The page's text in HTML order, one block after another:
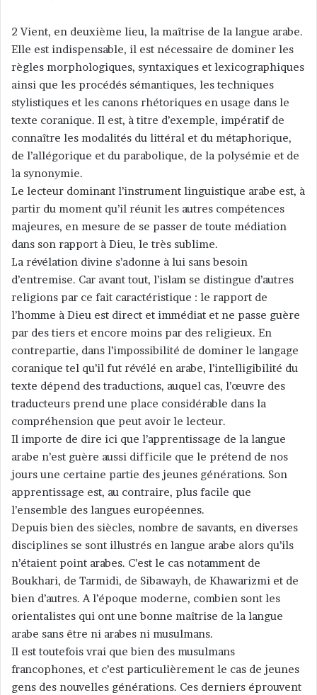
2 Vient, en deuxième lieu, la maîtrise de la langue arabe.
Elle est indispensable, il est nécessaire de dominer les
règles morphologiques, syntaxiques et lexicographiques
ainsi que les procédés sémantiques, les techniques
stylistiques et les canons rhétoriques en usage dans le
texte coranique. Il est, à titre d’exemple, impératif de
connaître les modalités du littéral et du métaphorique,
de l’allégorique et du parabolique, de la polysémie et de
la synonymie.
Le lecteur dominant l’instrument linguistique arabe est, à
partir du moment qu’il réunit les autres compétences
majeures, en mesure de se passer de toute médiation
dans son rapport à Dieu, le très sublime.
La révélation divine s’adonne à lui sans besoin
d’entremise. Car avant tout, l’islam se distingue d’autres
religions par ce fait caractéristique : le rapport de
l’homme à Dieu est direct et immédiat et ne passe guère
par des tiers et encore moins par des religieux. En
contrepartie, dans l’impossibilité de dominer le langage
coranique tel qu’il fut révélé en arabe, l’intelligibilité du
texte dépend des traductions, auquel cas, l’œuvre des
traducteurs prend une place considérable dans la
compréhension que peut avoir le lecteur.
Il importe de dire ici que l’apprentissage de la langue
arabe n’est guère aussi difficile que le prétend de nos
jours une certaine partie des jeunes générations. Son
apprentissage est, au contraire, plus facile que
l’ensemble des langues européennes.
Depuis bien des siècles, nombre de savants, en diverses
disciplines se sont illustrés en langue arabe alors qu’ils
n’étaient point arabes. C’est le cas notamment de
Boukhari, de Tarmidi, de Sibawayh, de Khawarizmi et de
bien d’autres. A l’époque moderne, combien sont les
orientalistes qui ont une bonne maîtrise de la langue
arabe sans être ni arabes ni musulmans.
Il est toutefois vrai que bien des musulmans
francophones, et c’est particulièrement le cas de jeunes
gens des nouvelles générations. Ces derniers éprouvent